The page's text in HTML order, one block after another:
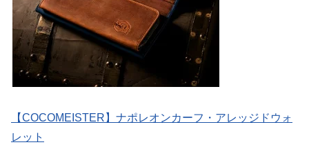
【COCOMEISTER】ナポレオンカーフ・アレッジドウォ
レット